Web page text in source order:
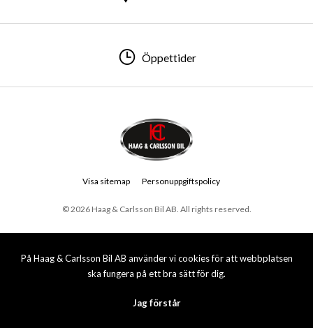
På Haag & Carlsson Bil AB använder vi cookies för att webbplatsen
ska fungera på ett bra sätt för dig.
Jag förstår
Öppettider
© 2026 Haag & Carlsson Bil AB. All rights reserved.
Visa sitemap Personuppgiftspolicy